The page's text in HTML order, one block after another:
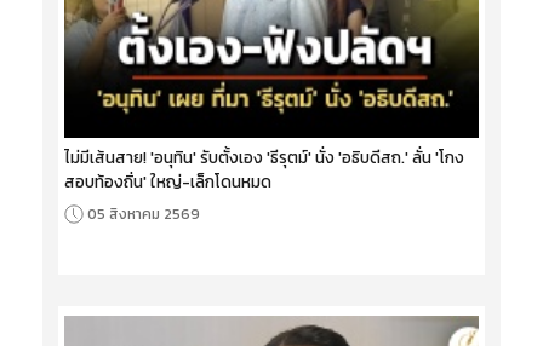
ไม่มีเส้นสาย! 'อนุทิน' รับตั้งเอง 'ธีรุตม์' นั่ง 'อธิบดีสถ.' ลั่น 'โกง
สอบท้องถิ่น' ใหญ่-เล็กโดนหมด
05 สิงหาคม 2569